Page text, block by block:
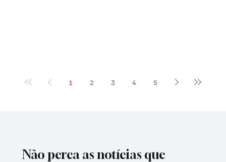
1 2 3 4 5
Não perca as notícias que